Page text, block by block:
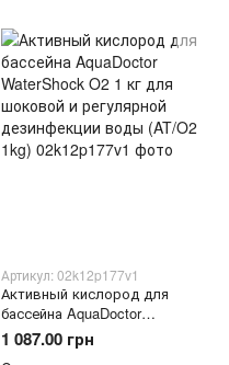
Артикул: 02k12p177v1
Активный кислород для
бассейна AquaDoctor
WaterShock O2 1 кг для
шоковой и регулярной
1 087.00 грн